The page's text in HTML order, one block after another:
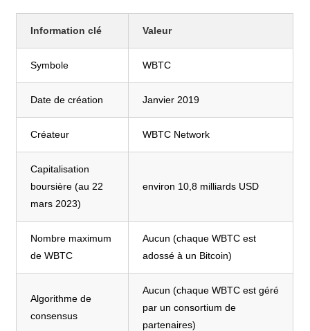
Information clé Valeur
Symbole WBTC
Date de création Janvier 2019
Créateur WBTC Network
Capitalisation
boursière (au 22
mars 2023)
environ 10,8 milliards USD
Nombre maximum
de WBTC
Aucun (chaque WBTC est
adossé à un Bitcoin)
Algorithme de
consensus
Aucun (chaque WBTC est géré
par un consortium de
partenaires)